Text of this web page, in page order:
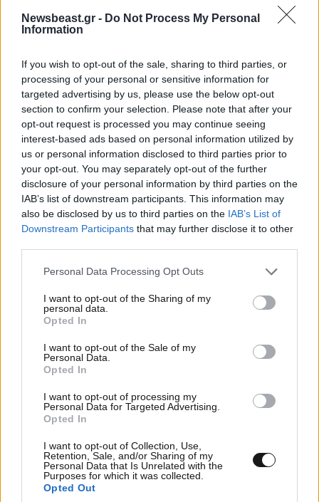
Newsbeast.gr - Do Not Process My Personal
Information
If you wish to opt-out of the sale, sharing to third parties, or
processing of your personal or sensitive information for
targeted advertising by us, please use the below opt-out
section to confirm your selection. Please note that after your
opt-out request is processed you may continue seeing
interest-based ads based on personal information utilized by
us or personal information disclosed to third parties prior to
your opt-out. You may separately opt-out of the further
disclosure of your personal information by third parties on the
IAB’s list of downstream participants. This information may
also be disclosed by us to third parties on the IAB’s List of
Downstream Participants that may further disclose it to other
Please note that this website/app uses one or more Google
not limited to your visit or usage behaviour. You may click to
grant or deny consent to Google and its third-party tags to
use your data for below specified purposes in below Google
consent section.
Personal Data Processing Opt Outs
I want to opt-out of the Sharing of my
personal data.
Opted In
I want to opt-out of the Sale of my
Personal Data.
Opted In
I want to opt-out of processing my
Personal Data for Targeted Advertising.
Opted In
I want to opt-out of Collection, Use,
Retention, Sale, and/or Sharing of my
Personal Data that Is Unrelated with the
Purposes for which it was collected.
Opted Out
0 ΣΧΌΛΙΑ ΑΝΑΓΝΩΣΤΏΝ
ΠΡΟΣΘΕΣΤΕ ΤΟ ΣΧΟΛΙΟ ΣΑΣ
Xαρακτήρες: 0/1000
ΠΡΟΣΘΗΚΗ